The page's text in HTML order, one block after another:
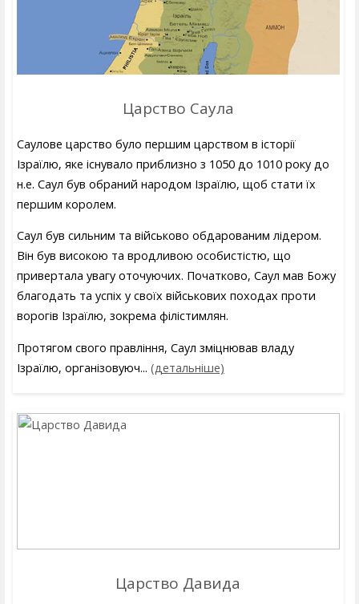
Царство Саула
Саулове царство було першим царством в історії
Ізраїлю, яке існувало приблизно з 1050 до 1010 року до
н.е. Саул був обраний народом Ізраїлю, щоб стати їх
першим королем.
Саул був сильним та військово обдарованим лідером.
Він був високою та вродливою особистістю, що
привертала увагу оточуючих. Початково, Саул мав Божу
благодать та успіх у своїх військових походах проти
ворогів Ізраїлю, зокрема філістимлян.
Протягом свого правління, Саул зміцнював владу
Ізраїлю, організовуюч... (детальніше)
Царство Давида